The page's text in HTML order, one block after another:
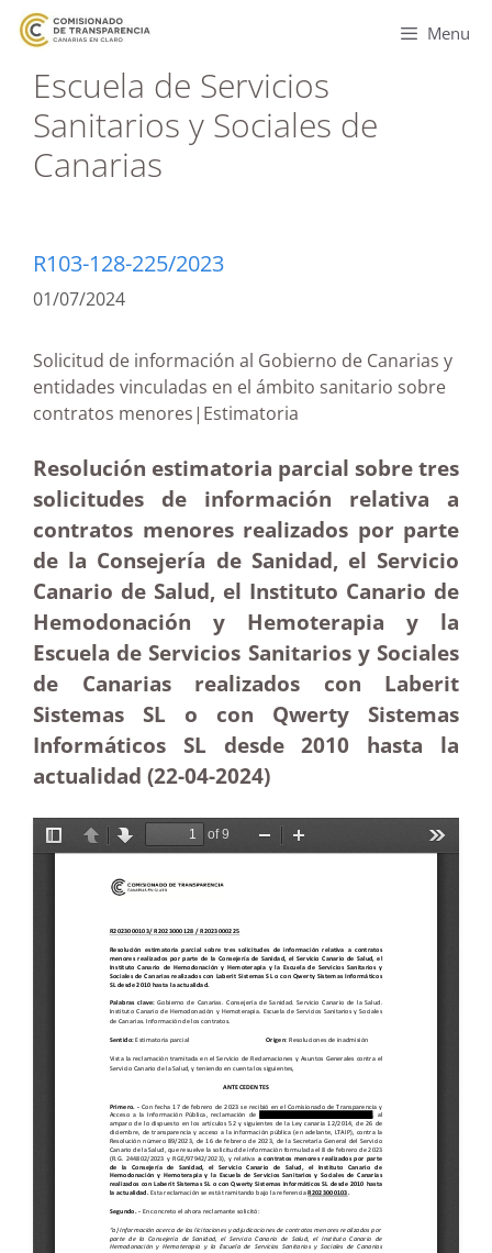
Menu
Escuela de Servicios
Sanitarios y Sociales de
Canarias
R103-128-225/2023
01/07/2024
Solicitud de información al Gobierno de Canarias y
entidades vinculadas en el ámbito sanitario sobre
contratos menores|Estimatoria
Resolución estimatoria parcial sobre tres
solicitudes de información relativa a
contratos menores realizados por parte
de la Consejería de Sanidad, el Servicio
Canario de Salud, el Instituto Canario de
Hemodonación y Hemoterapia y la
Escuela de Servicios Sanitarios y Sociales
de Canarias realizados con Laberit
Sistemas SL o con Qwerty Sistemas
Informáticos SL desde 2010 hasta la
actualidad (22-04-2024)